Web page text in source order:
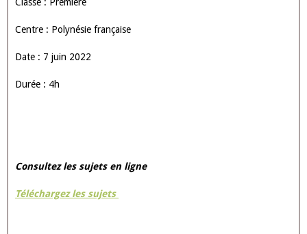
Centre : Polynésie française
Date : 7 juin 2022
Durée : 4h
Consultez les sujets en ligne
Téléchargez les sujets